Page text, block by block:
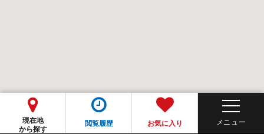
現在地
から探す
閲覧履歴 お気に入り